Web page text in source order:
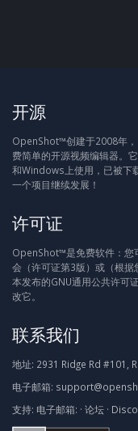
开源
OpenShot™创建于2008年
费简单的开源视频编辑器。
和Windows上使用，已被下
一个项目继续发展！
许可证
OpenShot™是免费软件：您
会（许可证第3版）或（根据
本发布的GNU通用公共许可
改它。
联系我们
地址: 2931 Ridge Rd #101,
电子邮箱:
支持: 电子邮箱: · 论坛 ·